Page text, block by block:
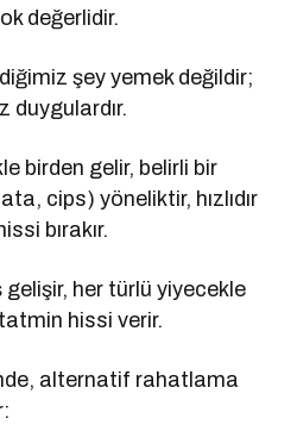
değerlidir.
şey yemek değildir;
duygulardır.
birden gelir, belirli bir
cips) yöneliktir, hızlıdır
bırakır.
gelişir, her türlü yiyecekle
hissi verir.
alternatif rahatlama